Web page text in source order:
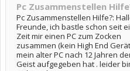
Pc Zusammenstellen
Pc Zusammenstellen Hilfe?:
Freunde, ich bastle schon seit
Zeit mir einen PC zum Zocken
zusammen (kein High End
mein alter PC nach 12 Jahren
Geist aufgegeben hat . leider